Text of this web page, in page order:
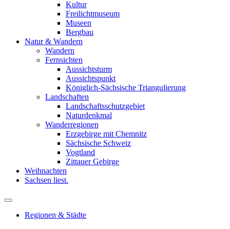
Kultur
Freilichtmuseum
Museen
Bergbau
Natur & Wandern
Wandern
Fernsichten
Aussichtsturm
Aussichtspunkt
Königlich-Sächsische Triangulierung
Landschaften
Landschaftsschutzgebiet
Naturdenkmal
Wanderregionen
Erzgebirge mit Chemnitz
Sächsische Schweiz
Vogtland
Zittauer Gebirge
Weihnachten
Sachsen liest.
Regionen & Städte